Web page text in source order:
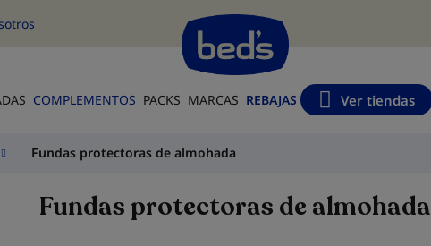
COMPLEMENTOS PACKS MARCAS REBAJAS Ver tiendas
Fundas protectoras de almohada
Fundas protectoras de almohada